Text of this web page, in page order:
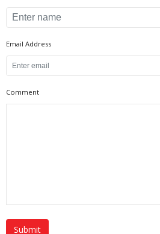
Email Address
Comment